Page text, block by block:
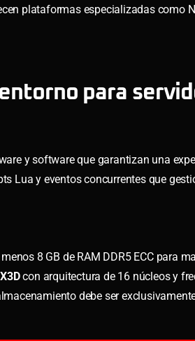
plataformas especializadas como
para
y software que garantizan una
Lua y eventos concurrentes que
8 GB de RAM DDR5 ECC para
con arquitectura de 16 núcleos y
debe ser